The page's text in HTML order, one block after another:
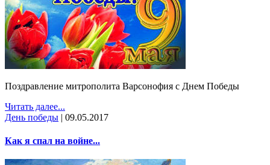
Поздравление митрополита Варсонофия с Днем Победы
Читать далее...
День победы | 09.05.2017
Как я спал на войне...